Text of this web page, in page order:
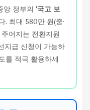
앙 정부의‘국고 보
. 최대 580만 원(중·
어지는 전환지원
지급 신청이 가능하
를 적극 활용하세